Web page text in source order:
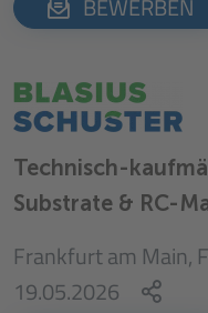
BEWERBEN
Technisch-
Substrate & RC-
Frankfurt am Main,
19.05.2026